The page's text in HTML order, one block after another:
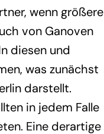
wenn größere
von Ganoven
diesen und
was zunächst
darstellt.
in jedem Falle
Eine derartige